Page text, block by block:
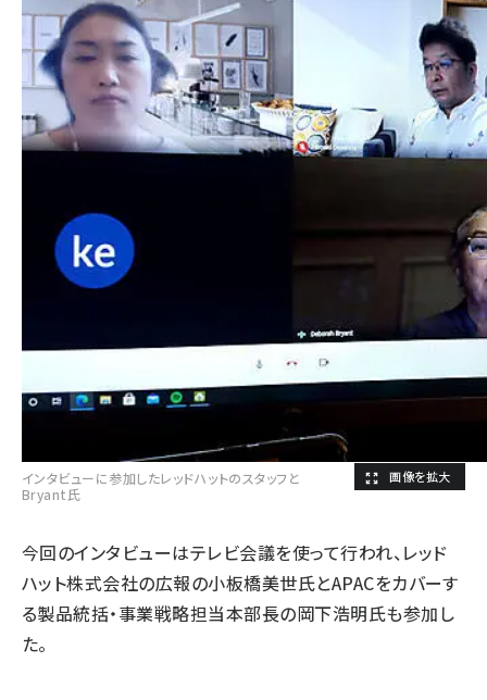
インタビューに参加したレッドハットのスタッフと
Bryant氏
今回のインタビューはテレビ会議を使って行われ、レッド
ハット株式会社の広報の小板橋美世氏とAPACをカバーす
る製品統括・事業戦略担当本部長の岡下浩明氏も参加し
た。